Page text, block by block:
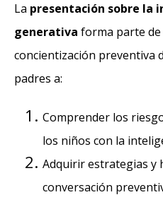
La presentación sobre la
generativa forma parte
concientización preventiva
padres a:
Comprender los
los niños con la
Adquirir estrategias y
conversación